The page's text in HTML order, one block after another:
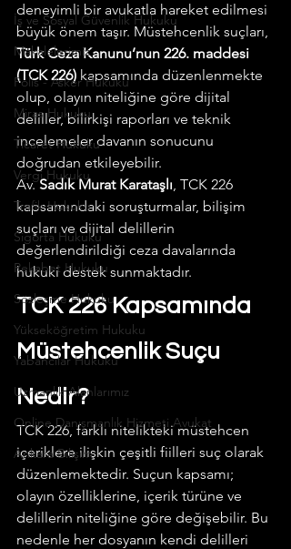
İş ve Sosyal Güvenlik Hukuku
Makalelerimiz
Polis - Asker Hukuku
Miras Hukuku
Ticaret Hukuku
Vergi Hukuku
Trafik Hukuku
Sigorta Hukuku
Rekabet Hukuku
Sözleşme Hukuku
Yükseköğretim Hukuku
Yabancılar Hukuku
Uzmanlık Alanlarımız
Online Danışmanlık Hizmeti Avukat
Ankara Bilişim
deneyimli bir avukatla hareket edilmesi
büyük önem taşır. Müstehcenlik suçları,
Türk Ceza Kanunu’nun 226. maddesi
(TCK 226) kapsamında düzenlenmekte
olup, olayın niteliğine göre dijital
deliller, bilirkişi raporları ve teknik
incelemeler davanın sonucunu
doğrudan etkileyebilir.
Av. Sadık Murat Karataşlı, TCK 226
kapsamındaki soruşturmalar, bilişim
suçları ve dijital delillerin
değerlendirildiği ceza davalarında
hukuki destek sunmaktadır.
TCK 226 Kapsamında
Müstehcenlik Suçu
Nedir?
TCK 226, farklı nitelikteki müstehcen
içeriklere ilişkin çeşitli fiilleri suç olarak
düzenlemektedir. Suçun kapsamı;
olayın özelliklerine, içerik türüne ve
delillerin niteliğine göre değişebilir. Bu
nedenle her dosyanın kendi delilleri